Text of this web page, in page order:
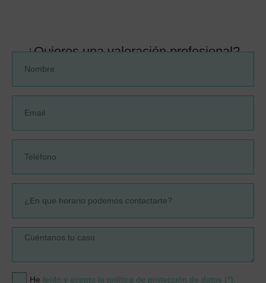
¿Quieres una valoración profesional?
He leído y acepto la política de protección de datos (*).